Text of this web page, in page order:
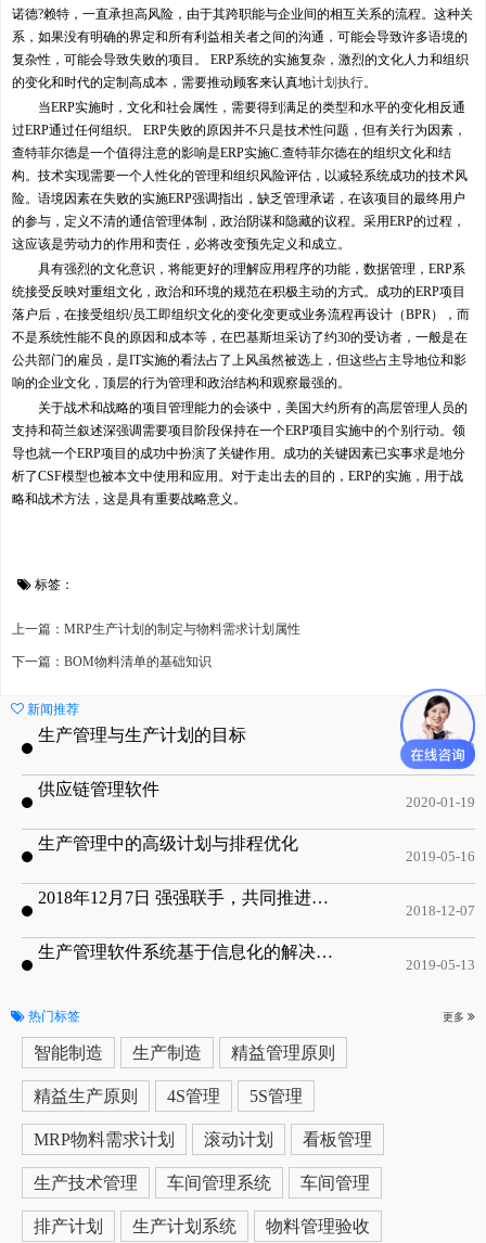
诺德?赖特，一直承担高风险，由于其跨职能与企业间的相互关系的流程。这种关
系，如果没有明确的界定和所有利益相关者之间的沟通，可能会导致许多语境的
复杂性，可能会导致失败的项目。 ERP系统的实施复杂，激烈的文化人力和组织
的变化和时代的定制高成本，需要推动顾客来认真地计划执行。
当ERP实施时，文化和社会属性，需要得到满足的类型和水平的变化相反通
过ERP通过任何组织。 ERP失败的原因并不只是技术性问题，但有关行为因素，
查特菲尔德是一个值得注意的影响是ERP实施C.查特菲尔德在的组织文化和结
构。技术实现需要一个人性化的管理和组织风险评估，以减轻系统成功的技术风
险。语境因素在失败的实施ERP强调指出，缺乏管理承诺，在该项目的最终用户
的参与，定义不清的通信管理体制，政治阴谋和隐藏的议程。采用ERP的过程，
这应该是劳动力的作用和责任，必将改变预先定义和成立。
具有强烈的文化意识，将能更好的理解应用程序的功能，数据管理，ERP系
统接受反映对重组文化，政治和环境的规范在积极主动的方式。成功的ERP项目
落户后，在接受组织/员工即组织文化的变化变更或业务流程再设计（BPR），而
不是系统性能不良的原因和成本等，在巴基斯坦采访了约30的受访者，一般是在
公共部门的雇员，是IT实施的看法占了上风虽然被选上，但这些占主导地位和影
响的企业文化，顶层的行为管理和政治结构和观察最强的。
关于战术和战略的项目管理能力的会谈中，美国大约所有的高层管理人员的
支持和荷兰叙述深强调需要项目阶段保持在一个ERP项目实施中的个别行动。领
导也就一个ERP项目的成功中扮演了关键作用。成功的关键因素已实事求是地分
析了CSF模型也被本文中使用和应用。对于走出去的目的，ERP的实施，用于战
略和战术方法，这是具有重要战略意义。
标签：
上一篇：MRP生产计划的制定与物料需求计划属性
下一篇：BOM物料清单的基础知识
新闻推荐
生产管理与生产计划的目标
2020-09-08
供应链管理软件
2020-01-19
生产管理中的高级计划与排程优化
2019-05-16
2018年12月7日 强强联手，共同推进电子器件领域APS应用典范 风华高科生产自动化工业互联网应用项目-APS项目启动会
2018-12-07
生产管理软件系统基于信息化的解决方案
2019-05-13
热门标签 更多
智能制造 生产制造 精益管理原则
精益生产原则 4S管理 5S管理
MRP物料需求计划 滚动计划 看板管理
生产技术管理 车间管理系统 车间管理
排产计划 生产计划系统 物料管理验收